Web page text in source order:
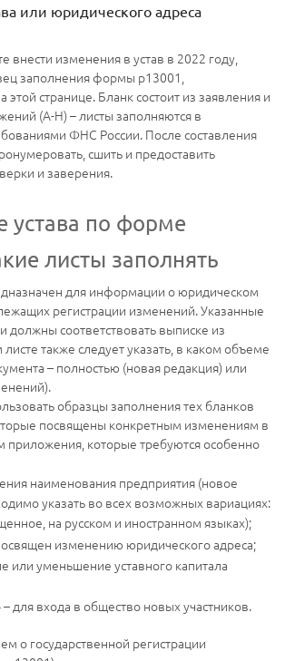
или юридического адреса
внести изменения в устав в 2022 году,
заполнения формы р13001,
этой странице. Бланк состоит из заявления и
(А-Н) – листы заполняются в
ФНС России. После составления
сшить и предоставить
и заверения.
устава по форме
листы заполнять
для информации о юридическом
регистрации изменений. Указанные
должны соответствовать выписке из
также следует указать, в каком объеме
– полностью (новая редакция) или
образцы заполнения тех бланков
посвящены конкретным изменениям в
приложения, которые требуются особенно
наименования предприятия (новое
указать во всех возможных вариациях:
на русском и иностранном языках);
изменению юридического адреса;
или уменьшение уставного капитала
– для входа в общество новых участников.
о государственной регистрации